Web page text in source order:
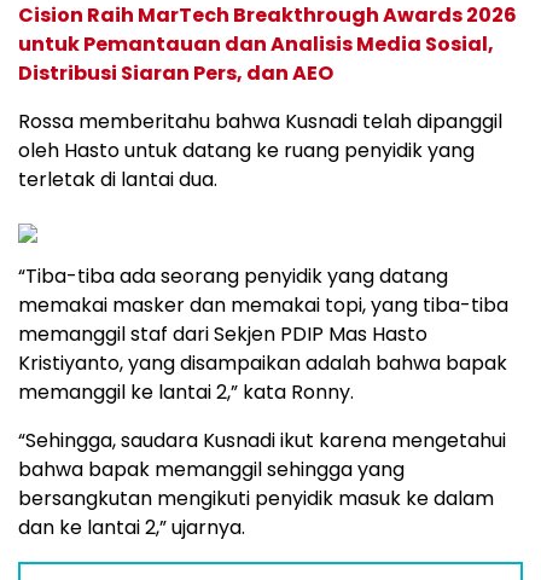
Cision Raih MarTech Breakthrough Awards 2026
untuk Pemantauan dan Analisis Media Sosial,
Distribusi Siaran Pers, dan AEO
Rossa memberitahu bahwa Kusnadi telah dipanggil
oleh Hasto untuk datang ke ruang penyidik yang
terletak di lantai dua.
“Tiba-tiba ada seorang penyidik yang datang
memakai masker dan memakai topi, yang tiba-tiba
memanggil staf dari Sekjen PDIP Mas Hasto
Kristiyanto, yang disampaikan adalah bahwa bapak
memanggil ke lantai 2,” kata Ronny.
“Sehingga, saudara Kusnadi ikut karena mengetahui
bahwa bapak memanggil sehingga yang
bersangkutan mengikuti penyidik masuk ke dalam
dan ke lantai 2,” ujarnya.